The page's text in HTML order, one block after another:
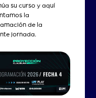
su curso y aquí
la
de la
jornada.